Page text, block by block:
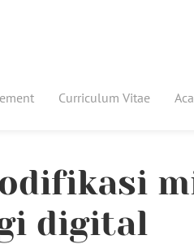
Curriculum Vitae
digital